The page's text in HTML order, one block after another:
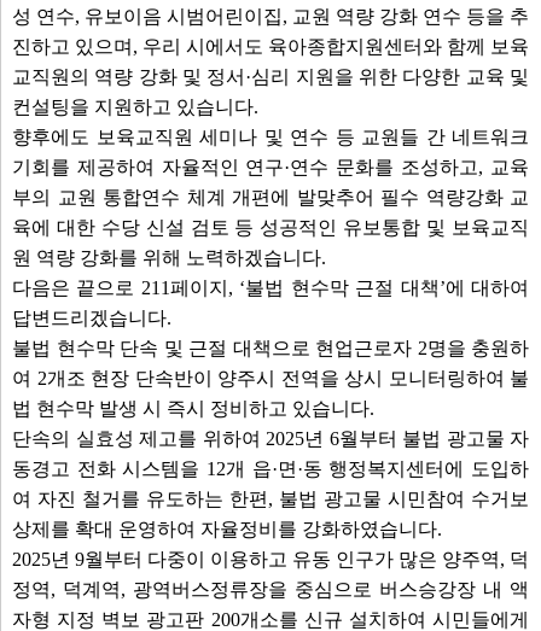
성 연수, 유보이음 시범어린이집, 교원 역량 강화 연수 등을 추
진하고 있으며, 우리 시에서도 육아종합지원센터와 함께 보육
교직원의 역량 강화 및 정서·심리 지원을 위한 다양한 교육 및
컨설팅을 지원하고 있습니다.
향후에도 보육교직원 세미나 및 연수 등 교원들 간 네트워크
기회를 제공하여 자율적인 연구·연수 문화를 조성하고, 교육
부의 교원 통합연수 체계 개편에 발맞추어 필수 역량강화 교
육에 대한 수당 신설 검토 등 성공적인 유보통합 및 보육교직
원 역량 강화를 위해 노력하겠습니다.
다음은 끝으로 211페이지, ‘불법 현수막 근절 대책’에 대하여
답변드리겠습니다.
불법 현수막 단속 및 근절 대책으로 현업근로자 2명을 충원하
여 2개조 현장 단속반이 양주시 전역을 상시 모니터링하여 불
법 현수막 발생 시 즉시 정비하고 있습니다.
단속의 실효성 제고를 위하여 2025년 6월부터 불법 광고물 자
동경고 전화 시스템을 12개 읍·면·동 행정복지센터에 도입하
여 자진 철거를 유도하는 한편, 불법 광고물 시민참여 수거보
상제를 확대 운영하여 자율정비를 강화하였습니다.
2025년 9월부터 다중이 이용하고 유동 인구가 많은 양주역, 덕
정역, 덕계역, 광역버스정류장을 중심으로 버스승강장 내 액
자형 지정 벽보 광고판 200개소를 신규 설치하여 시민들에게